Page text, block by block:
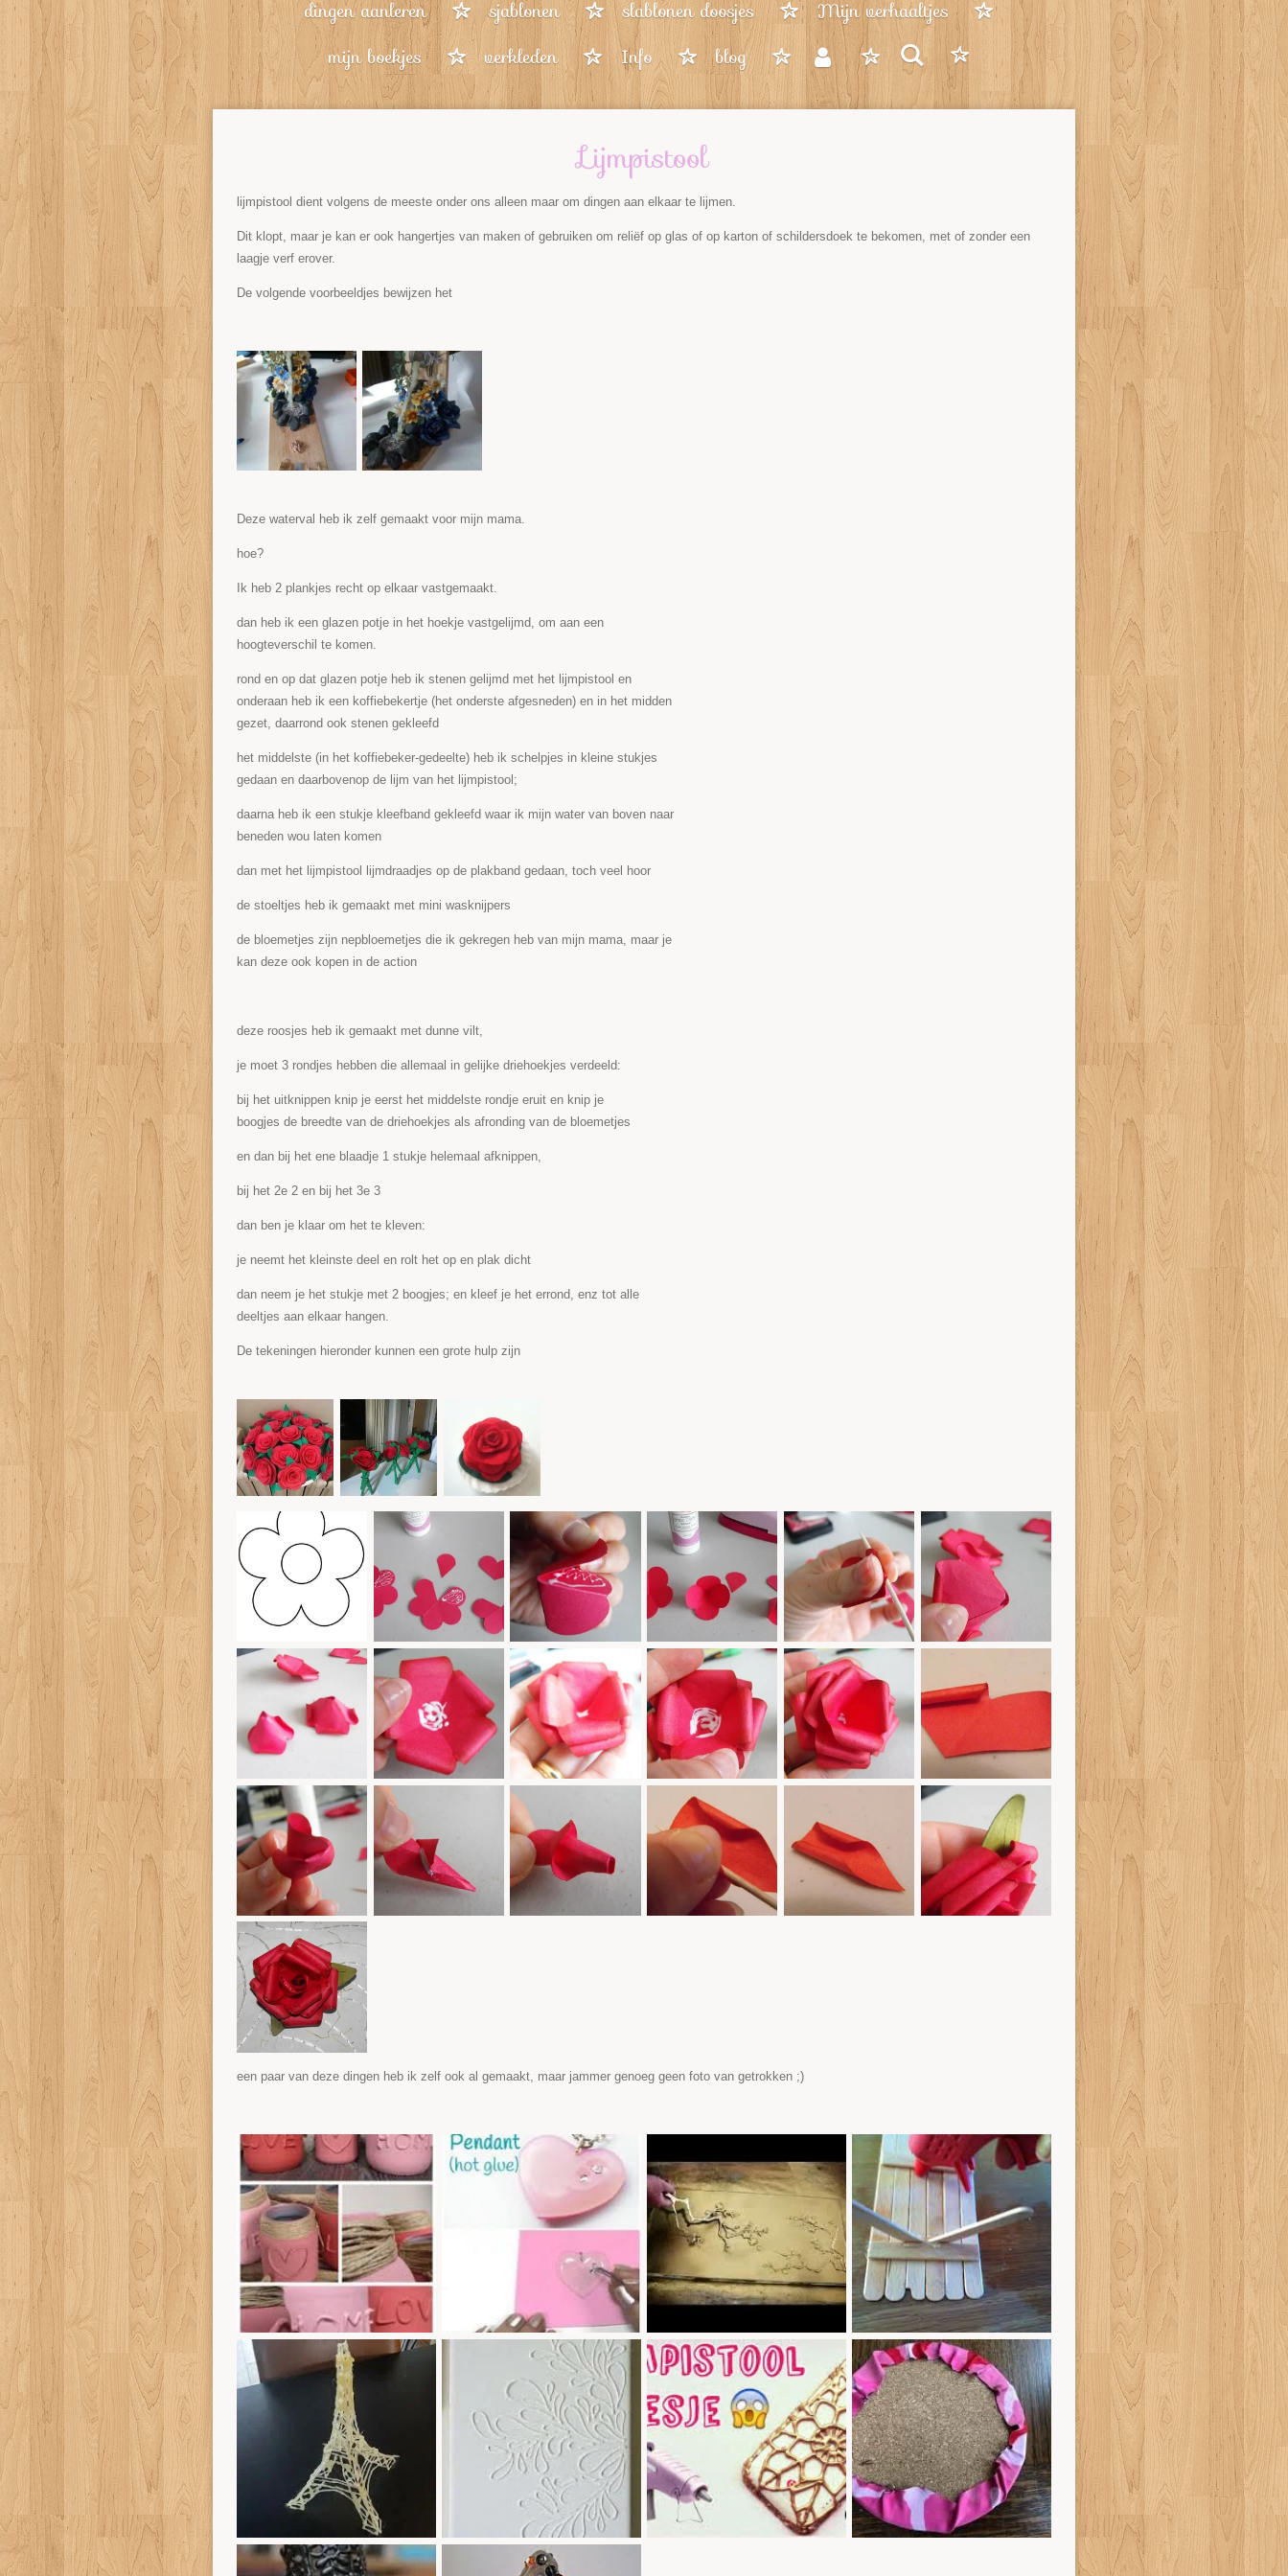
dingen aanleren
sjablonen slablonen doosjes
Mijn verhaaltjes
mijn boekjes
verkleden Info blog
Lijmpistool
lijmpistool dient volgens de meeste onder ons alleen maar om dingen aan elkaar te lijmen.
Dit klopt, maar je kan er ook hangertjes van maken of gebruiken om reliëf op glas of op karton of schildersdoek te bekomen, met of zonder een
laagje verf erover.
De volgende voorbeeldjes bewijzen het
Deze waterval heb ik zelf gemaakt voor mijn mama.
hoe?
Ik heb 2 plankjes recht op elkaar vastgemaakt.
dan heb ik een glazen potje in het hoekje vastgelijmd, om aan een
hoogteverschil te komen.
rond en op dat glazen potje heb ik stenen gelijmd met het lijmpistool en
onderaan heb ik een koffiebekertje (het onderste afgesneden) en in het midden
gezet, daarrond ook stenen gekleefd
het middelste (in het koffiebeker-gedeelte) heb ik schelpjes in kleine stukjes
gedaan en daarbovenop de lijm van het lijmpistool;
daarna heb ik een stukje kleefband gekleefd waar ik mijn water van boven naar
beneden wou laten komen
dan met het lijmpistool lijmdraadjes op de plakband gedaan, toch veel hoor
de stoeltjes heb ik gemaakt met mini wasknijpers
de bloemetjes zijn nepbloemetjes die ik gekregen heb van mijn mama, maar je
kan deze ook kopen in de action
deze roosjes heb ik gemaakt met dunne vilt,
je moet 3 rondjes hebben die allemaal in gelijke driehoekjes verdeeld:
bij het uitknippen knip je eerst het middelste rondje eruit en knip je
boogjes de breedte van de driehoekjes als afronding van de bloemetjes
en dan bij het ene blaadje 1 stukje helemaal afknippen,
bij het 2e 2 en bij het 3e 3
dan ben je klaar om het te kleven:
je neemt het kleinste deel en rolt het op en plak dicht
dan neem je het stukje met 2 boogjes; en kleef je het errond, enz tot alle
deeltjes aan elkaar hangen.
De tekeningen hieronder kunnen een grote hulp zijn
een paar van deze dingen heb ik zelf ook al gemaakt, maar jammer genoeg geen foto van getrokken ;)